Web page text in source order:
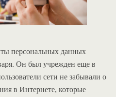
персональных данных
Он был учрежден еще в
сети не забывали о
в Интернете, которые